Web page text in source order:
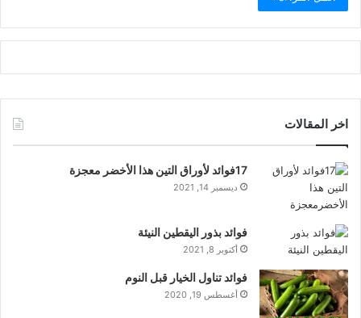
اخر المقالات
17فوائد لأوراق التين هذا الأخضر معجزة
ديسمبر 14, 2021
فوائد بذور اليقطين النيئة
أكتوبر 8, 2021
فوائد تناول الخيار قبل النوم
أغسطس 19, 2020